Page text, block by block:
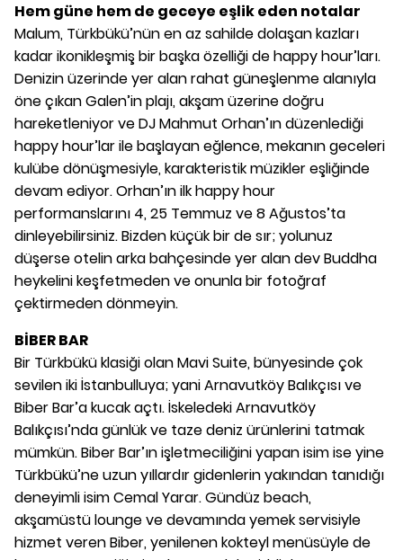
Hem güne hem de geceye eşlik eden notalar
Malum, Türkbükü’nün en az sahilde dolaşan kazları
kadar ikonikleşmiş bir başka özelliği de happy hour’ları.
Denizin üzerinde yer alan rahat güneşlenme alanıyla
öne çıkan Galen’in plajı, akşam üzerine doğru
hareketleniyor ve DJ Mahmut Orhan’ın düzenlediği
happy hour’lar ile başlayan eğlence, mekanın geceleri
kulübe dönüşmesiyle, karakteristik müzikler eşliğinde
devam ediyor. Orhan’ın ilk happy hour
performanslarını 4, 25 Temmuz ve 8 Ağustos’ta
dinleyebilirsiniz. Bizden küçük bir de sır; yolunuz
düşerse otelin arka bahçesinde yer alan dev Buddha
heykelini keşfetmeden ve onunla bir fotoğraf
çektirmeden dönmeyin.
BİBER BAR
Bir Türkbükü klasiği olan Mavi Suite, bünyesinde çok
sevilen iki İstanbulluya; yani Arnavutköy Balıkçısı ve
Biber Bar’a kucak açtı. İskeledeki Arnavutköy
Balıkçısı’nda günlük ve taze deniz ürünlerini tatmak
mümkün. Biber Bar’ın işletmeciliğini yapan isim ise yine
Türkbükü’ne uzun yıllardır gidenlerin yakından tanıdığı
deneyimli isim Cemal Yarar. Gündüz beach,
akşamüstü lounge ve devamında yemek servisiyle
hizmet veren Biber, yenilenen kokteyl menüsüyle de